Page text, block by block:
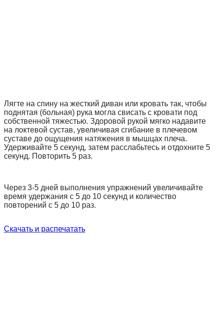
Лягте на спину на жесткий диван или кровать так, чтобы
поднятая (больная) рука могла свисать с кровати под
собственной тяжестью. Здоровой рукой мягко надавите
на локтевой сустав, увеличивая сгибание в плечевом
суставе до ощущения натяжения в мышцах плеча.
Удерживайте 5 секунд, затем расслабьтесь и отдохните 5
секунд. Повторить 5 раз.
Через 3-5 дней выполнения упражнений увеличивайте
время удержания с 5 до 10 секунд и количество
повторений с 5 до 10 раз.
Скачать и распечатать